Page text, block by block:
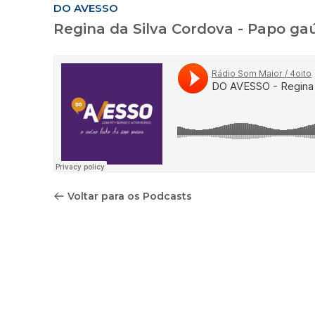
DO AVESSO
Regina da Silva Cordova - Papo
Voltar para os Podcasts